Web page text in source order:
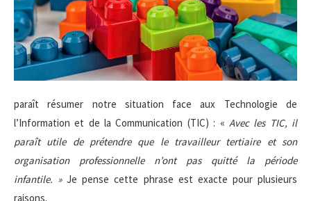
paraît résumer notre situation face aux Technologie de
l’Information et de la Communication (TIC) : « Avec les TIC, il
paraît utile de prétendre que le travailleur tertiaire et son
organisation professionnelle n’ont pas quitté la période
infantile. »Je pense cette phrase est exacte pour plusieurs
raisons.